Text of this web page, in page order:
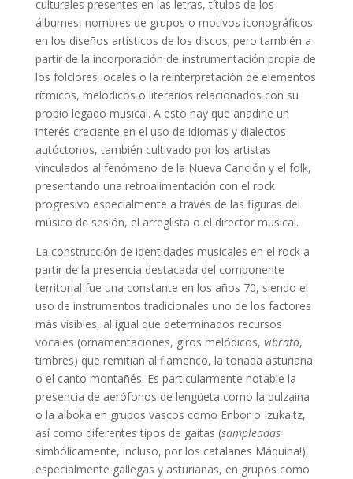
culturales presentes en las letras, títulos de los
álbumes, nombres de grupos o motivos iconográficos
en los diseños artísticos de los discos; pero también a
partir de la incorporación de instrumentación propia de
los folclores locales o la reinterpretación de elementos
rítmicos, melódicos o literarios relacionados con su
propio legado musical. A esto hay que añadirle un
interés creciente en el uso de idiomas y dialectos
autóctonos, también cultivado por los artistas
vinculados al fenómeno de la Nueva Canción y el folk,
presentando una retroalimentación con el rock
progresivo especialmente a través de las figuras del
músico de sesión, el arreglista o el director musical.
La construcción de identidades musicales en el rock a
partir de la presencia destacada del componente
territorial fue una constante en los años 70, siendo el
uso de instrumentos tradicionales uno de los factores
más visibles, al igual que determinados recursos
vocales (ornamentaciones, giros melódicos, vibrato,
timbres) que remitían al flamenco, la tonada asturiana
o el canto montañés. Es particularmente notable la
presencia de aerófonos de lengüeta como la dulzaina
o la alboka en grupos vascos como Enbor o Izukaitz,
así como diferentes tipos de gaitas (sampleadas
simbólicamente, incluso, por los catalanes Máquina!),
especialmente gallegas y asturianas, en grupos como